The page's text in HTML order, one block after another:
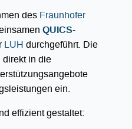
des Fraunhofer
QUICS-
LUH durchgeführt. Die
direkt in die
ein.
effizient gestaltet: